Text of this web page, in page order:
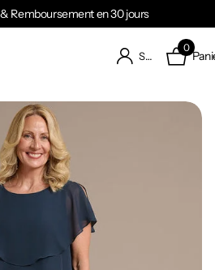
Remboursement en 30 jours
S'identifier
0